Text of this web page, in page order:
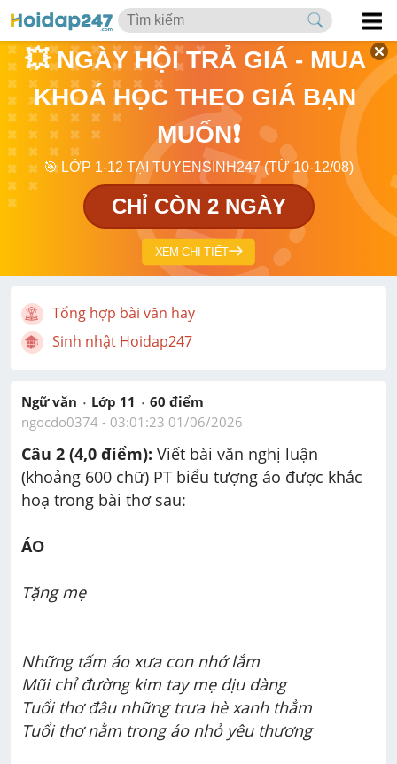
💥 NGÀY HỘI TRẢ GIÁ - MUA
KHOÁ HỌC THEO GIÁ BẠN
MUỐN❗
🎯 LỚP 1-12 TẠI TUYENSINH247 (TỪ 10-12/08)
CHỈ CÒN 2 NGÀY
XEM CHI TIẾT
Tổng hợp bài văn hay
Sinh nhật Hoidap247
Ngữ văn Lớp 11 60 điểm
ngocdo0374 - 03:01:23 01/06/2026
Câu 2 (4,0 điểm): Viết bài văn nghị luận
(khoảng 600 chữ) PT biểu tượng áo được khắc
hoạ trong bài thơ sau:
ÁO
Tặng mẹ
Những tấm áo xưa con nhớ lắm
Mũi chỉ đường kim tay mẹ dịu dàng
Tuổi thơ đâu những trưa hè xanh thẳm
Tuổi thơ nằm trong áo nhỏ yêu thương